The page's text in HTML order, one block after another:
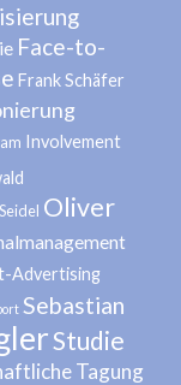
Face-to-
Frank Schäfer
Involvement
Oliver
Advertising
Sebastian
Studie
Tagung